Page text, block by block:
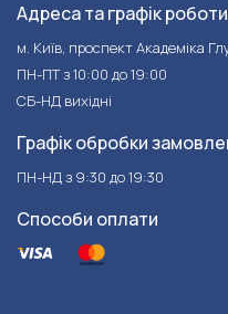
Адреса та графік
м. Київ, проспект Академіка
ПН-ПТ з 10:00 до 19:00
СБ-НД вихідні
Графік обробки
ПН-НД з 9:30 до 19:30
Способи оплати